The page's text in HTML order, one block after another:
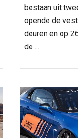
bestaan uit
opende de
deuren en op
de ...